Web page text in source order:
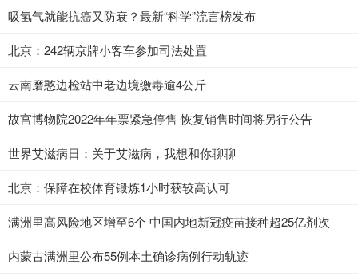
吸氢气就能抗癌又防衰？最新“科学”流言榜发布
北京：242辆京牌小客车参加司法处置
云南磨憨边检站中老边境缴毒逾4公斤
故宫博物院2022年年票紧急停售 恢复销售时间将另行公告
世界艾滋病日：关于艾滋病，我想和你聊聊
北京：保障在校体育锻炼1小时获较高认可
满洲里高风险地区增至6个 中国内地新冠疫苗接种超25亿剂次
内蒙古满洲里公布55例本土确诊病例行动轨迹